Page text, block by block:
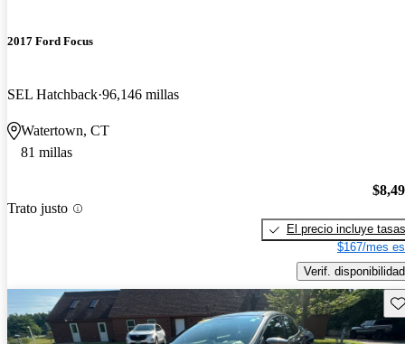
2017 Ford Focus
SEL Hatchback 96,146 millas
Watertown, CT
81 millas
Trato justo
El precio incluye tasas
$167/mes
Verif. disponibilidad